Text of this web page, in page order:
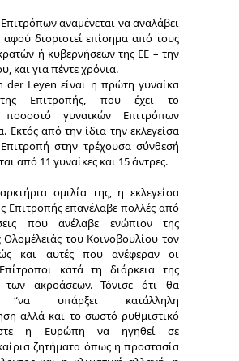
αναμένεται να αναλάβει
διοριστεί επίσημα από τους
ή κυβερνήσεων της ΕΕ – την
και για πέντε χρόνια.
Leyen είναι η πρώτη γυναίκα
Επιτροπής, που έχει το
ποσοστό γυναικών Επιτρόπων
Εκτός από την ίδια την εκλεγείσα
στην τρέχουσα σύνθεσή
από 11 γυναίκες και 15 άντρες.
ομιλία της, η εκλεγείσα
Επιτροπής επανέλαβε πολλές από
που ανέλαβε ενώπιον της
του Κοινοβουλίου τον
και αυτές που ανέφεραν οι
κατά τη διάρκεια της
των ακροάσεων. Τόνισε ότι θα
“να υπάρξει κατάλληλη
αλλά και το σωστό ρυθμιστικό
η Ευρώπη να ηγηθεί σε
ζητήματα όπως η προστασία